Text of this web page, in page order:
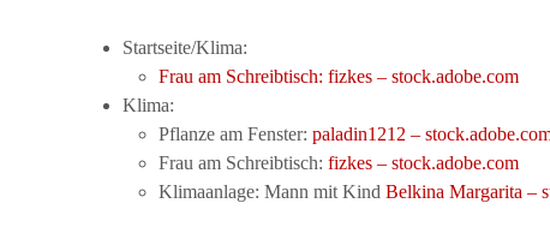
Startseite/Klima:
Frau am Schreibtisch: fizkes – stock.adobe.com
Klima:
Pflanze am Fenster: paladin1212 –
Frau am Schreibtisch: fizkes – stock.adobe.com
Klimaanlage: Mann mit Kind Belkina Margarita –